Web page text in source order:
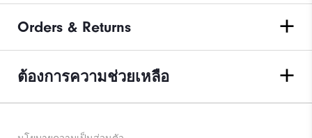
Orders & Returns
ต้องการความช่วยเหลือ